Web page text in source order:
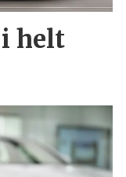
helt